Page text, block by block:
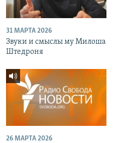
31 МАРТА 2026
Звуки и смыслы му Милоша
Штедроня
26 МАРТА 2026